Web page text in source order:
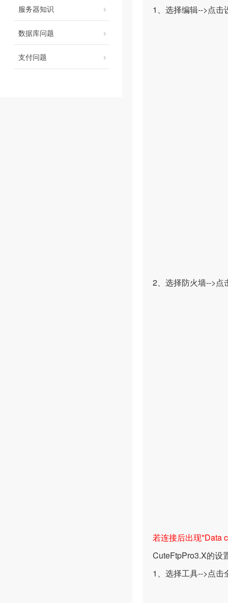
服务器知识
数据库问题
支付问题
1、选择编辑-->点击
2、选择防火墙-->点
若连接后出现"Data
CuteFtpPro3.X的设
1、选择工具-->点击